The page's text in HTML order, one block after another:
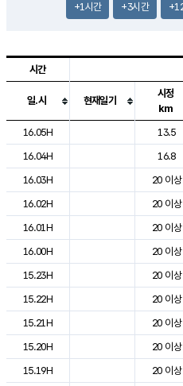
+1시간 +3시간
도시별 기상실황표로 지점, 날씨,
시간
일.시 현재일기
시정
km
16.05H
13.5
16.04H
16.8
16.03H
20 이상
16.02H
20 이상
16.01H
20 이상
16.00H
20 이상
15.23H
20 이상
15.22H
20 이상
15.21H
20 이상
15.20H
20 이상
15.19H
20 이상